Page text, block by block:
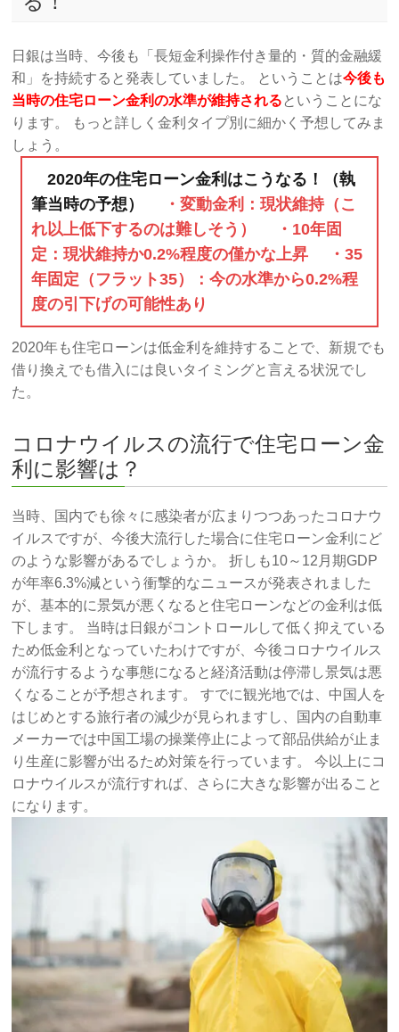
日銀は当時、今後も「長短金利操作付き量的・質的金融緩
和」を持続すると発表していました。 ということは今後も
当時の住宅ローン金利の水準が維持される ということにな
ります。 もっと詳しく金利タイプ別に細かく予想してみま
しょう。
2020年の住宅ローン金利はこうなる！（執
筆当時の予想）
・変動金利：現状維持（こ
れ以上低下するのは難しそう） ・10年固
定：現状維持か0.2%程度の僅かな上昇 ・35
年固定（フラット35）：今の水準から0.2%程
度の引下げの可能性あり
2020年も住宅ローンは低金利を維持することで、新規でも
借り換えでも借入には良いタイミングと言える状況でし
た。
コロナウイルスの流行で住宅ローン金
利に影響は？
当時、国内でも徐々に感染者が広まりつつあったコロナウ
イルスですが、今後大流行した場合に住宅ローン金利にど
のような影響があるでしょうか。 折しも10～12月期GDP
が年率6.3%減という衝撃的なニュースが発表されました
が、基本的に景気が悪くなると住宅ローンなどの金利は低
下します。 当時は日銀がコントロールして低く抑えている
ため低金利となっていたわけですが、今後コロナウイルス
が流行するような事態になると経済活動は停滞し景気は悪
くなることが予想されます。 すでに観光地では、中国人を
はじめとする旅行者の減少が見られますし、国内の自動車
メーカーでは中国工場の操業停止によって部品供給が止ま
り生産に影響が出るため対策を行っています。 今以上にコ
ロナウイルスが流行すれば、さらに大きな影響が出ること
になります。